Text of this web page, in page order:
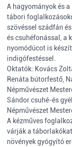
A hagyományok és
tábori
szövéssel szádfán
és csuhéfonással, a
nyomódúcot is
indigófestéssel.
Oktatók: Kovács
Renáta bútorfestő,
Népművészet
Sándor csuhé-és
Népművészet
A kézműves
várják a
növények gyógyító